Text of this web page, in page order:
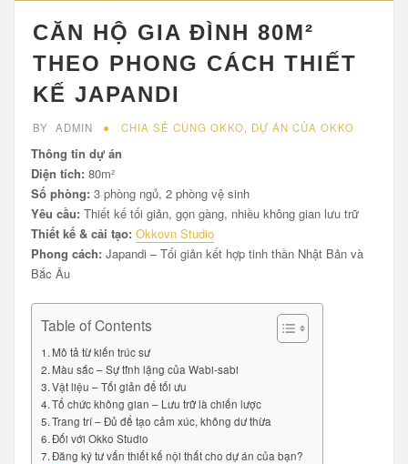
CĂN HỘ GIA ĐÌNH 80M²
THEO PHONG CÁCH THIẾT
KẾ JAPANDI
BY ADMIN CHIA SẺ CÙNG OKKO, DỰ ÁN CỦA OKKO
Thông tin dự án
Diện tích: 80m²
Số phòng: 3 phòng ngủ, 2 phòng vệ sinh
Yêu cầu: Thiết kế tối giản, gọn gàng, nhiều không gian lưu trữ
Thiết kế & cải tạo: Okkovn Studio
Phong cách: Japandi – Tối giản kết hợp tinh thần Nhật Bản và
Bắc Âu
Table of Contents
Mô tả từ kiến trúc sư
Màu sắc – Sự tĩnh lặng của Wabi-sabi
Vật liệu – Tối giản để tối ưu
Tổ chức không gian – Lưu trữ là chiến lược
Trang trí – Đủ để tạo cảm xúc, không dư thừa
Đối với Okko Studio
Đăng ký tư vấn thiết kế nội thất cho dự án của bạn?